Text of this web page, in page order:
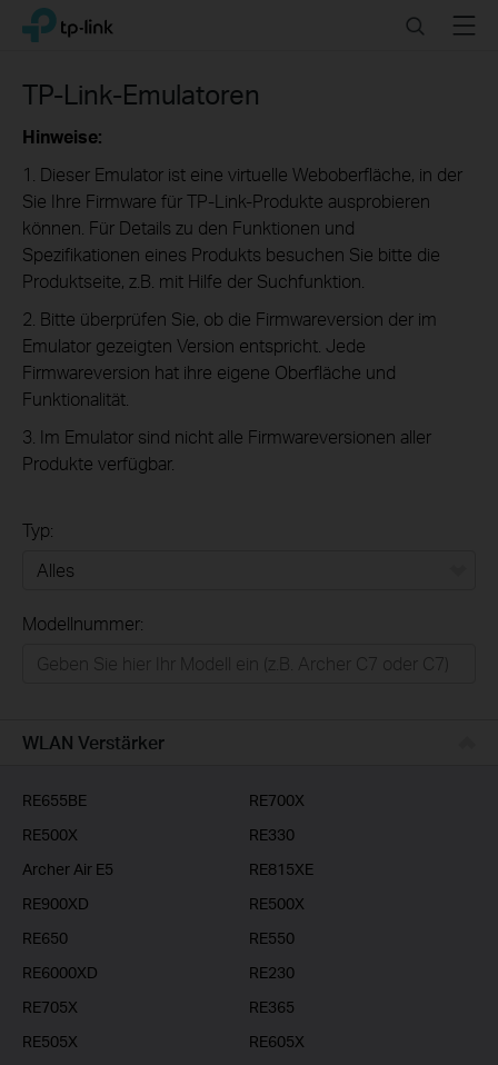
Click
the
navigation
TP-Link, Reliably Smart SearchMenu
TP-Link-Emulatoren
Hinweise:
1. Dieser Emulator ist eine virtuelle Weboberfläche, in der
Sie Ihre Firmware für TP-Link-Produkte ausprobieren
können. Für Details zu den Funktionen und
Spezifikationen eines Produkts besuchen Sie bitte die
Produktseite, z.B. mit Hilfe der Suchfunktion.
2. Bitte überprüfen Sie, ob die Firmwareversion der im
Emulator gezeigten Version entspricht. Jede
Firmwareversion hat ihre eigene Oberfläche und
Funktionalität.
3. Im Emulator sind nicht alle Firmwareversionen aller
Produkte verfügbar.
Typ:
Businessanwender
Modellnummer:
WLAN Verstärker
RE655BE
RE700X
RE500X
RE330
Archer Air E5
RE815XE
RE900XD
RE500X
RE650
RE550
RE6000XD
RE230
RE705X
RE365
RE505X
RE605X